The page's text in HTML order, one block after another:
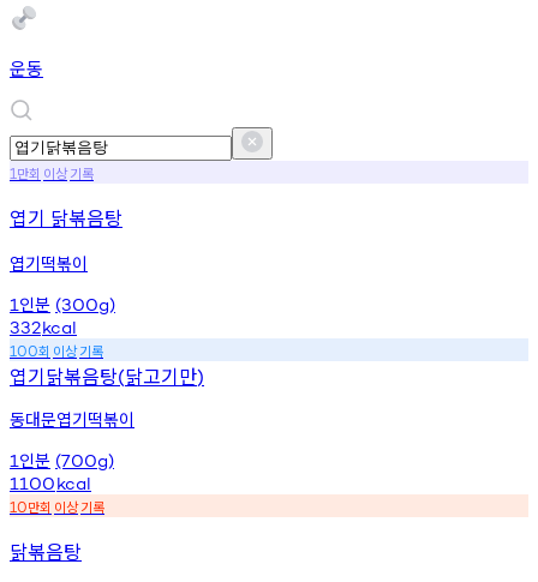
운동
1 만회 이상기록
엽기 닭볶음탕
엽기떡볶이
1 인분 (300g)
332kcal
100회 이상기록
엽기닭볶음탕(닭고기만)
동대문엽기떡볶이
1 인분 (700g)
1100kcal
10만회 이상기록
닭볶음탕